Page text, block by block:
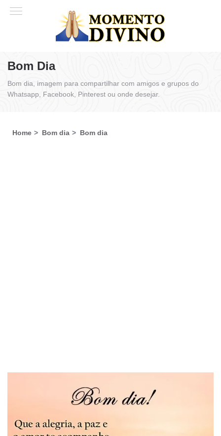
Bom Dia
Bom dia, imagem para compartilhar com amigos e grupos do
Whatsapp, Facebook, Pinterest ou onde desejar.
Home Bom dia Bom dia